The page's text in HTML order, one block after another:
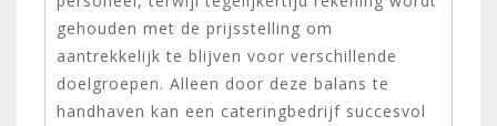
gehouden met de prijsstelling om
aantrekkelijk te blijven voor verschillende
doelgroepen. Alleen door deze balans te
handhaven kan een cateringbedrijf succesvol